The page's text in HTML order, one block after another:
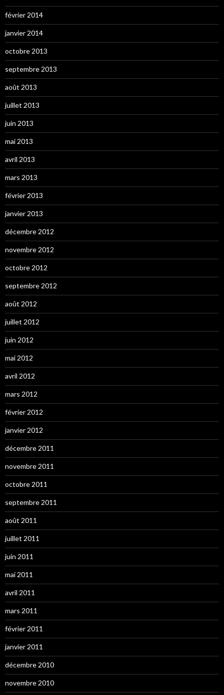
février 2014
janvier 2014
octobre 2013
septembre 2013
août 2013
juillet 2013
juin 2013
mai 2013
avril 2013
mars 2013
février 2013
janvier 2013
décembre 2012
novembre 2012
octobre 2012
septembre 2012
août 2012
juillet 2012
juin 2012
mai 2012
avril 2012
mars 2012
février 2012
janvier 2012
décembre 2011
novembre 2011
octobre 2011
septembre 2011
août 2011
juillet 2011
juin 2011
mai 2011
avril 2011
mars 2011
février 2011
janvier 2011
décembre 2010
novembre 2010